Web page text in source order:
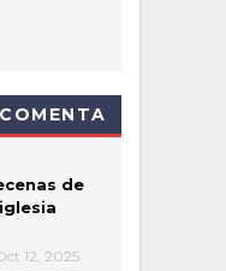
COMENTA
de
12, 2025